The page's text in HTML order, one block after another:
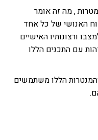
, מה זה אומר
האנושי של כל אחד
ורצונותיו האישיים
עם התכנים הללו
הללו משתמשים